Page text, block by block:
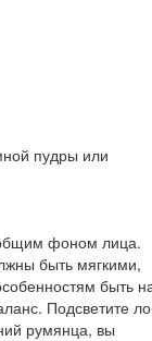
пудры или
общим фоном лица.
быть мягкими,
быть
Подсветите
румянца, вы